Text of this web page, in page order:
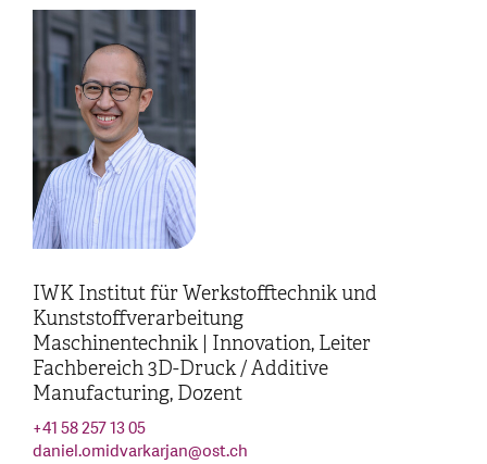
IWK Institut für Werkstofftechnik und
Kunststoffverarbeitung
Maschinentechnik | Innovation, Leiter
Fachbereich 3D-Druck / Additive
Manufacturing, Dozent
+41 58 257 13 05
daniel.omidvarkarjan@ost.ch